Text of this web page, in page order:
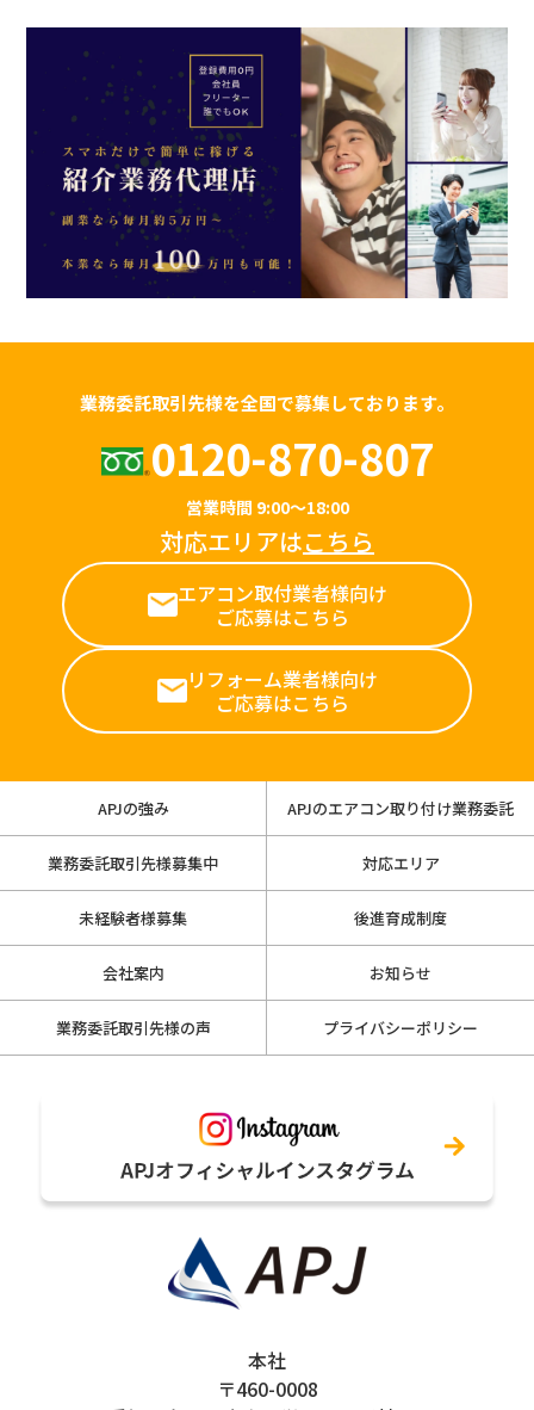
業務委託取引先様を全国で募集しております。
0120-870-807
営業時間 9:00～18:00
対応エリアはこちら
エアコン取付業者様向け
ご応募はこちら
リフォーム業者様向け
ご応募はこちら
APJの強み APJのエアコン取り付け業務委託
業務委託取引先様募集中 対応エリア
未経験者様募集 後進育成制度
会社案内 お知らせ
業務委託取引先様の声 プライバシーポリシー
本社
〒460-0008